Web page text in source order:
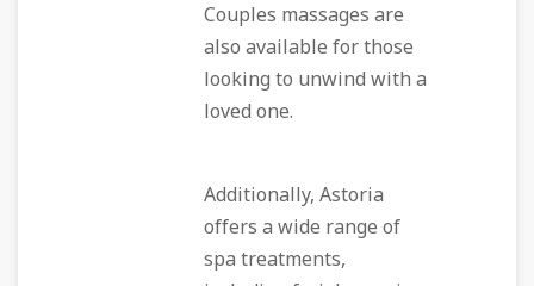
Couples massages are
also available for those
looking to unwind with a
loved one.
Additionally, Astoria
offers a wide range of
spa treatments,